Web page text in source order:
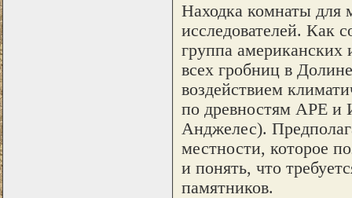
Находка комнаты для
исследователей. Как
группа американских
всех гробниц в
воздействием
по древностям АРЕ и
Анджелес).
местности, которое
и понять, что
памятников.